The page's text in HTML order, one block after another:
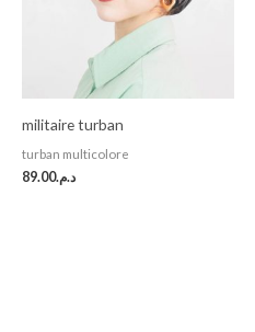
militaire turban
turban multicolore
د.م.89.00